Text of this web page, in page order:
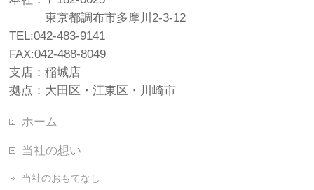
東京都調布市多摩川2-3-12
TEL:042-483-9141
FAX:042-488-8049
支店：稲城店
拠点：大田区・江東区・川崎市
ホーム
当社の想い
当社のおもてなし